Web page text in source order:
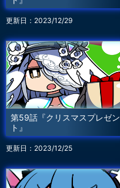
更新日：2023/12/29
第59話『クリスマスプレゼン
ト』
更新日：2023/12/25